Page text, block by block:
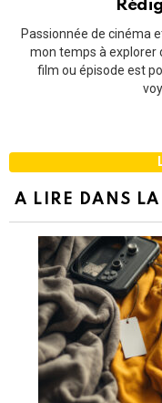
Passionnée de cinéma
mon temps à explorer
film ou épisode est
A LIRE DANS